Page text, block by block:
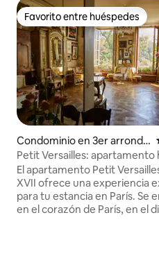
Favorito entre huéspedes
Favorito entre huéspedes
Condominio en 3er arrondis
sement
Petit Versailles: apartamento
en el centro de París
El apartamento Petit
XVII ofrece una experiencia
para tu estancia en París. Se
en el corazón de París, en el